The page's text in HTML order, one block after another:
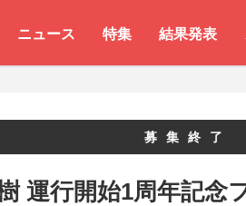
ニュース 特集 結果発表
募集終了
運行開始1周年記念